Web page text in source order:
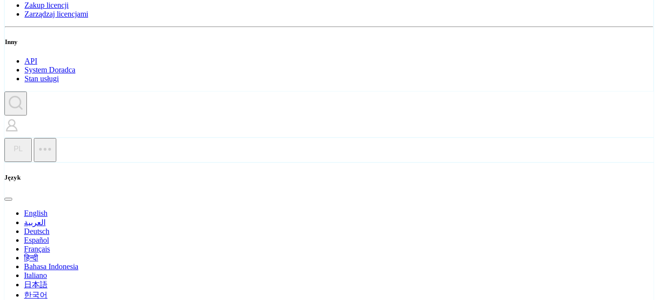
Zakup licencji
Zarządzaj licencjami
Inny
API
System Doradca
Stan usługi
PL
Język
English
العربية
Deutsch
Español
Français
हिन्दी
Bahasa Indonesia
Italiano
日本語
한국어